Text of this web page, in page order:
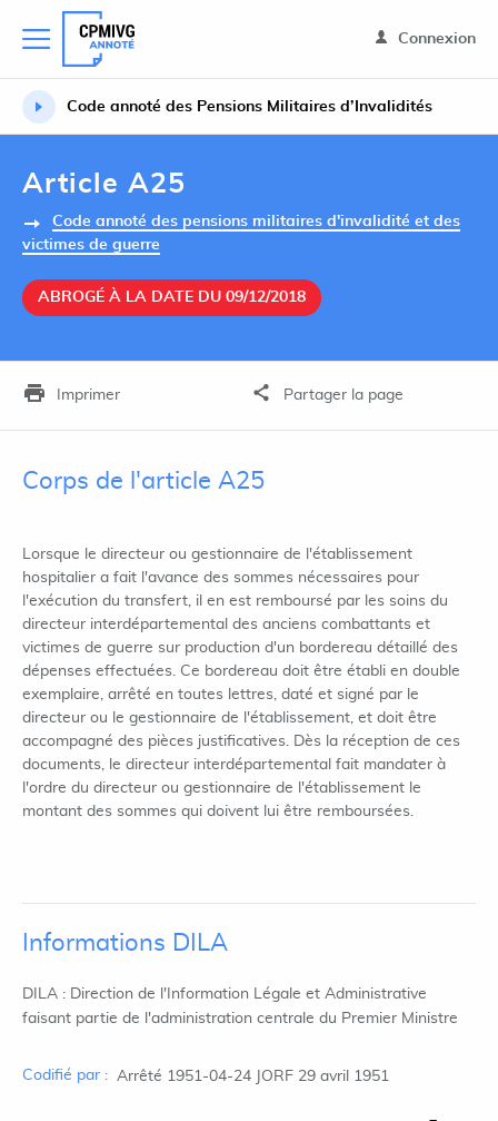
Connexion
Code annoté des Pensions Militaires d’Invalidités
Article A25
Code annoté des pensions militaires d'invalidité et des
victimes de guerre
ABROGÉ À LA DATE DU 09/12/2018
Imprimer Partager la page
Corps de l'article A25
Lorsque le directeur ou gestionnaire de l'établissement
hospitalier a fait l'avance des sommes nécessaires pour
l'exécution du transfert, il en est remboursé par les soins du
directeur interdépartemental des anciens combattants et
victimes de guerre sur production d'un bordereau détaillé des
dépenses effectuées. Ce bordereau doit être établi en double
exemplaire, arrêté en toutes lettres, daté et signé par le
directeur ou le gestionnaire de l'établissement, et doit être
accompagné des pièces justificatives. Dès la réception de ces
documents, le directeur interdépartemental fait mandater à
l'ordre du directeur ou gestionnaire de l'établissement le
montant des sommes qui doivent lui être remboursées.
Informations DILA
DILA : Direction de l'Information Légale et Administrative
faisant partie de l'administration centrale du Premier Ministre
Codifié par : Arrêté 1951-04-24 JORF 29 avril 1951